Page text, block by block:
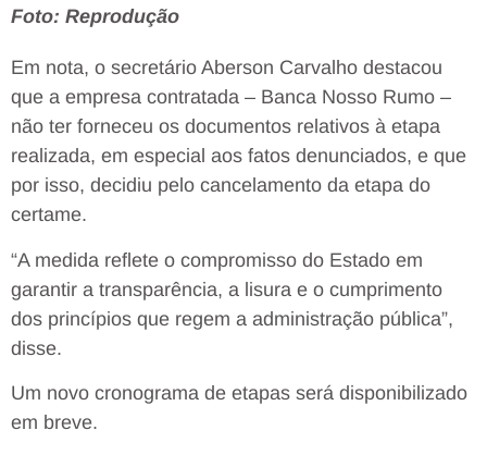
Foto: Reprodução
Em nota, o secretário Aberson Carvalho destacou
que a empresa contratada – Banca Nosso Rumo –
não ter forneceu os documentos relativos à etapa
realizada, em especial aos fatos denunciados, e que
por isso, decidiu pelo cancelamento da etapa do
certame.
“A medida reflete o compromisso do Estado em
garantir a transparência, a lisura e o cumprimento
dos princípios que regem a administração pública”,
disse.
Um novo cronograma de etapas será disponibilizado
em breve.